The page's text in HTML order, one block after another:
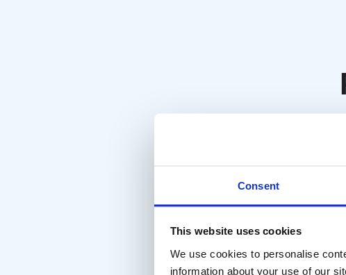
Consent
This website uses cookies
We use cookies to personalise
information about your use of our